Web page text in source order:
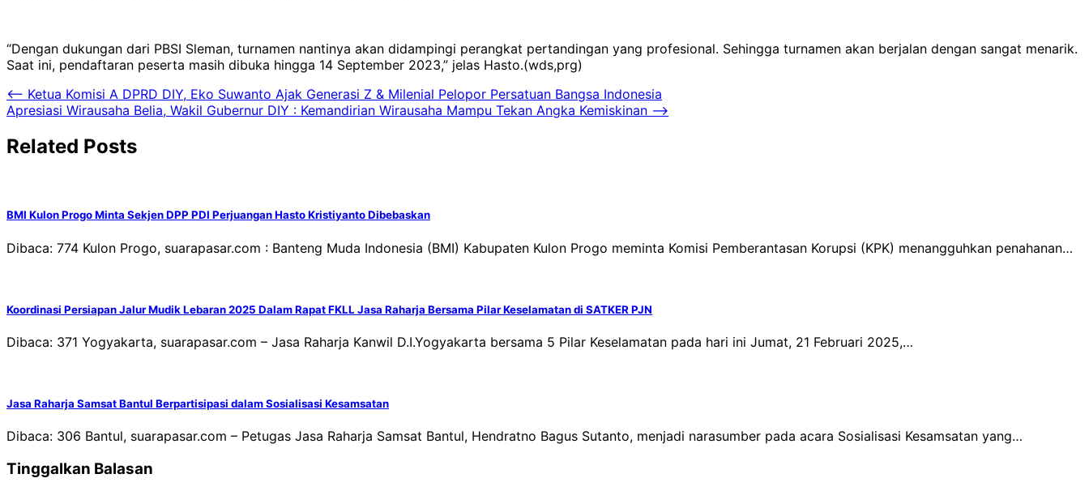
“Dengan dukungan dari PBSI Sleman, turnamen nantinya akan didampingi perangkat pertandingan yang profesional. Sehingga turnamen akan berjalan dengan sangat menarik.
Saat ini, pendaftaran peserta masih dibuka hingga 14 September 2023,” jelas Hasto.(wds,prg)
Navigasi
pos
⟵ Ketua Komisi A DPRD DIY, Eko Suwanto Ajak Generasi Z & Milenial Pelopor Persatuan Bangsa Indonesia
Apresiasi Wirausaha Belia, Wakil Gubernur DIY : Kemandirian Wirausaha Mampu Tekan Angka Kemiskinan ⟶
Related Posts
BMI Kulon Progo Minta Sekjen DPP PDI Perjuangan Hasto Kristiyanto Dibebaskan
Dibaca: 774 Kulon Progo, suarapasar.com : Banteng Muda Indonesia (BMI) Kabupaten Kulon Progo meminta Komisi Pemberantasan Korupsi (KPK) menangguhkan penahanan…
Koordinasi Persiapan Jalur Mudik Lebaran 2025 Dalam Rapat FKLL Jasa Raharja Bersama Pilar Keselamatan di SATKER PJN
Dibaca: 371 Yogyakarta, suarapasar.com – Jasa Raharja Kanwil D.I.Yogyakarta bersama 5 Pilar Keselamatan pada hari ini Jumat, 21 Februari 2025,…
Jasa Raharja Samsat Bantul Berpartisipasi dalam Sosialisasi Kesamsatan
Dibaca: 306 Bantul, suarapasar.com – Petugas Jasa Raharja Samsat Bantul, Hendratno Bagus Sutanto, menjadi narasumber pada acara Sosialisasi Kesamsatan yang…
Tinggalkan Balasan